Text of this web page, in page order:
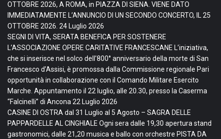
OTTOBRE 2026, A ROMA, in PIAZZA DI SIENA. VIENE DATO
IMMEDIATAMENTE L’ANNUNCIO DI UN SECONDO CONCERTO, IL 25
OTTOBRE 2026. 24 Luglio 2026
SEGNI DI VITA, SERATA BENEFICA PER SOSTENERE
L’ASSOCIAZIONE OPERE CARITATIVE FRANCESCANE L’iniziativa,
che si inserisce nel solco dell’800° anniversario della morte di San
Francesco d’Assisi, è promossa dalla Commissione regionale Pari
opportunità in collaborazione con il Comando Militare Esercito
Marche. Appuntamento il 22 luglio, alle 20.30, presso la Caserma
“Falcinelli” di Ancona22 Luglio 2026
CASINE DI OSTRA dal 31 Luglio al 5 Agosto – SAGRA DELLE
PAPPARDELLE AL CINGHIALE Ogni sera dalle 19,30 apertura stand
gastronomici, dalle 21,20 musica e ballo con orchestre PISTA DA